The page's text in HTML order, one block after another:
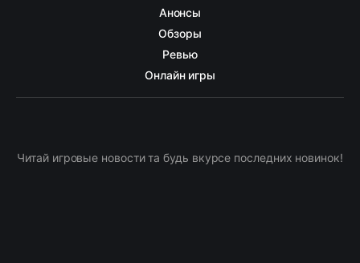
Анонсы
Обзоры
Ревью
Онлайн игры
Читай игровые новости та будь вкурсе последних новинок!